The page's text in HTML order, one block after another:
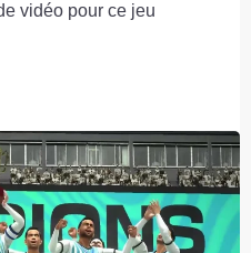
vidéo pour ce jeu